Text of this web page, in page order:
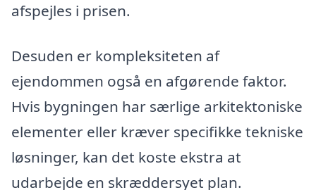
afspejles i prisen.
Desuden er kompleksiteten af
ejendommen også en afgørende faktor.
Hvis bygningen har særlige arkitektoniske
elementer eller kræver specifikke tekniske
løsninger, kan det koste ekstra at
udarbejde en skræddersyet plan.